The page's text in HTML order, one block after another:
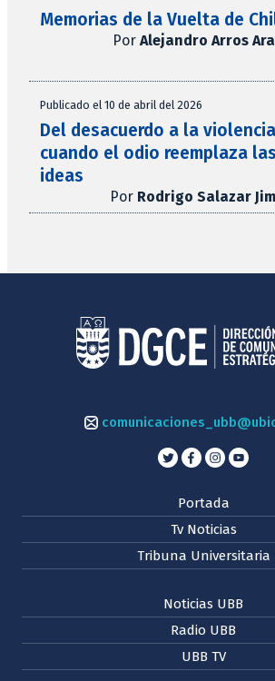
Memorias de la Vuelta de
Por Alejandro Arros
Publicado el 10 de abril del 2026
Del desacuerdo a la
cuando el odio reemplaza las
ideas
Por Rodrigo Salazar
Portada
Tv Noticias
Tribuna Universitaria
Noticias UBB
Radio UBB
UBB TV